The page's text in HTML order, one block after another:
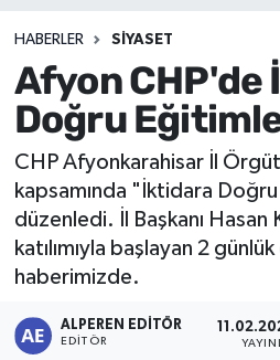
HABERLER SIYASET
Afyon CHP'de
Doğru
CHP Afyonkarahisar İl
kapsamında "İktidara
düzenledi. İl Başkanı Hasan
katılımıyla başlayan 2
haberimizde.
ALPEREN EDITÖR
EDITÖR
Sağlık
Eğitim
Sivil Toplum
Ekonomi